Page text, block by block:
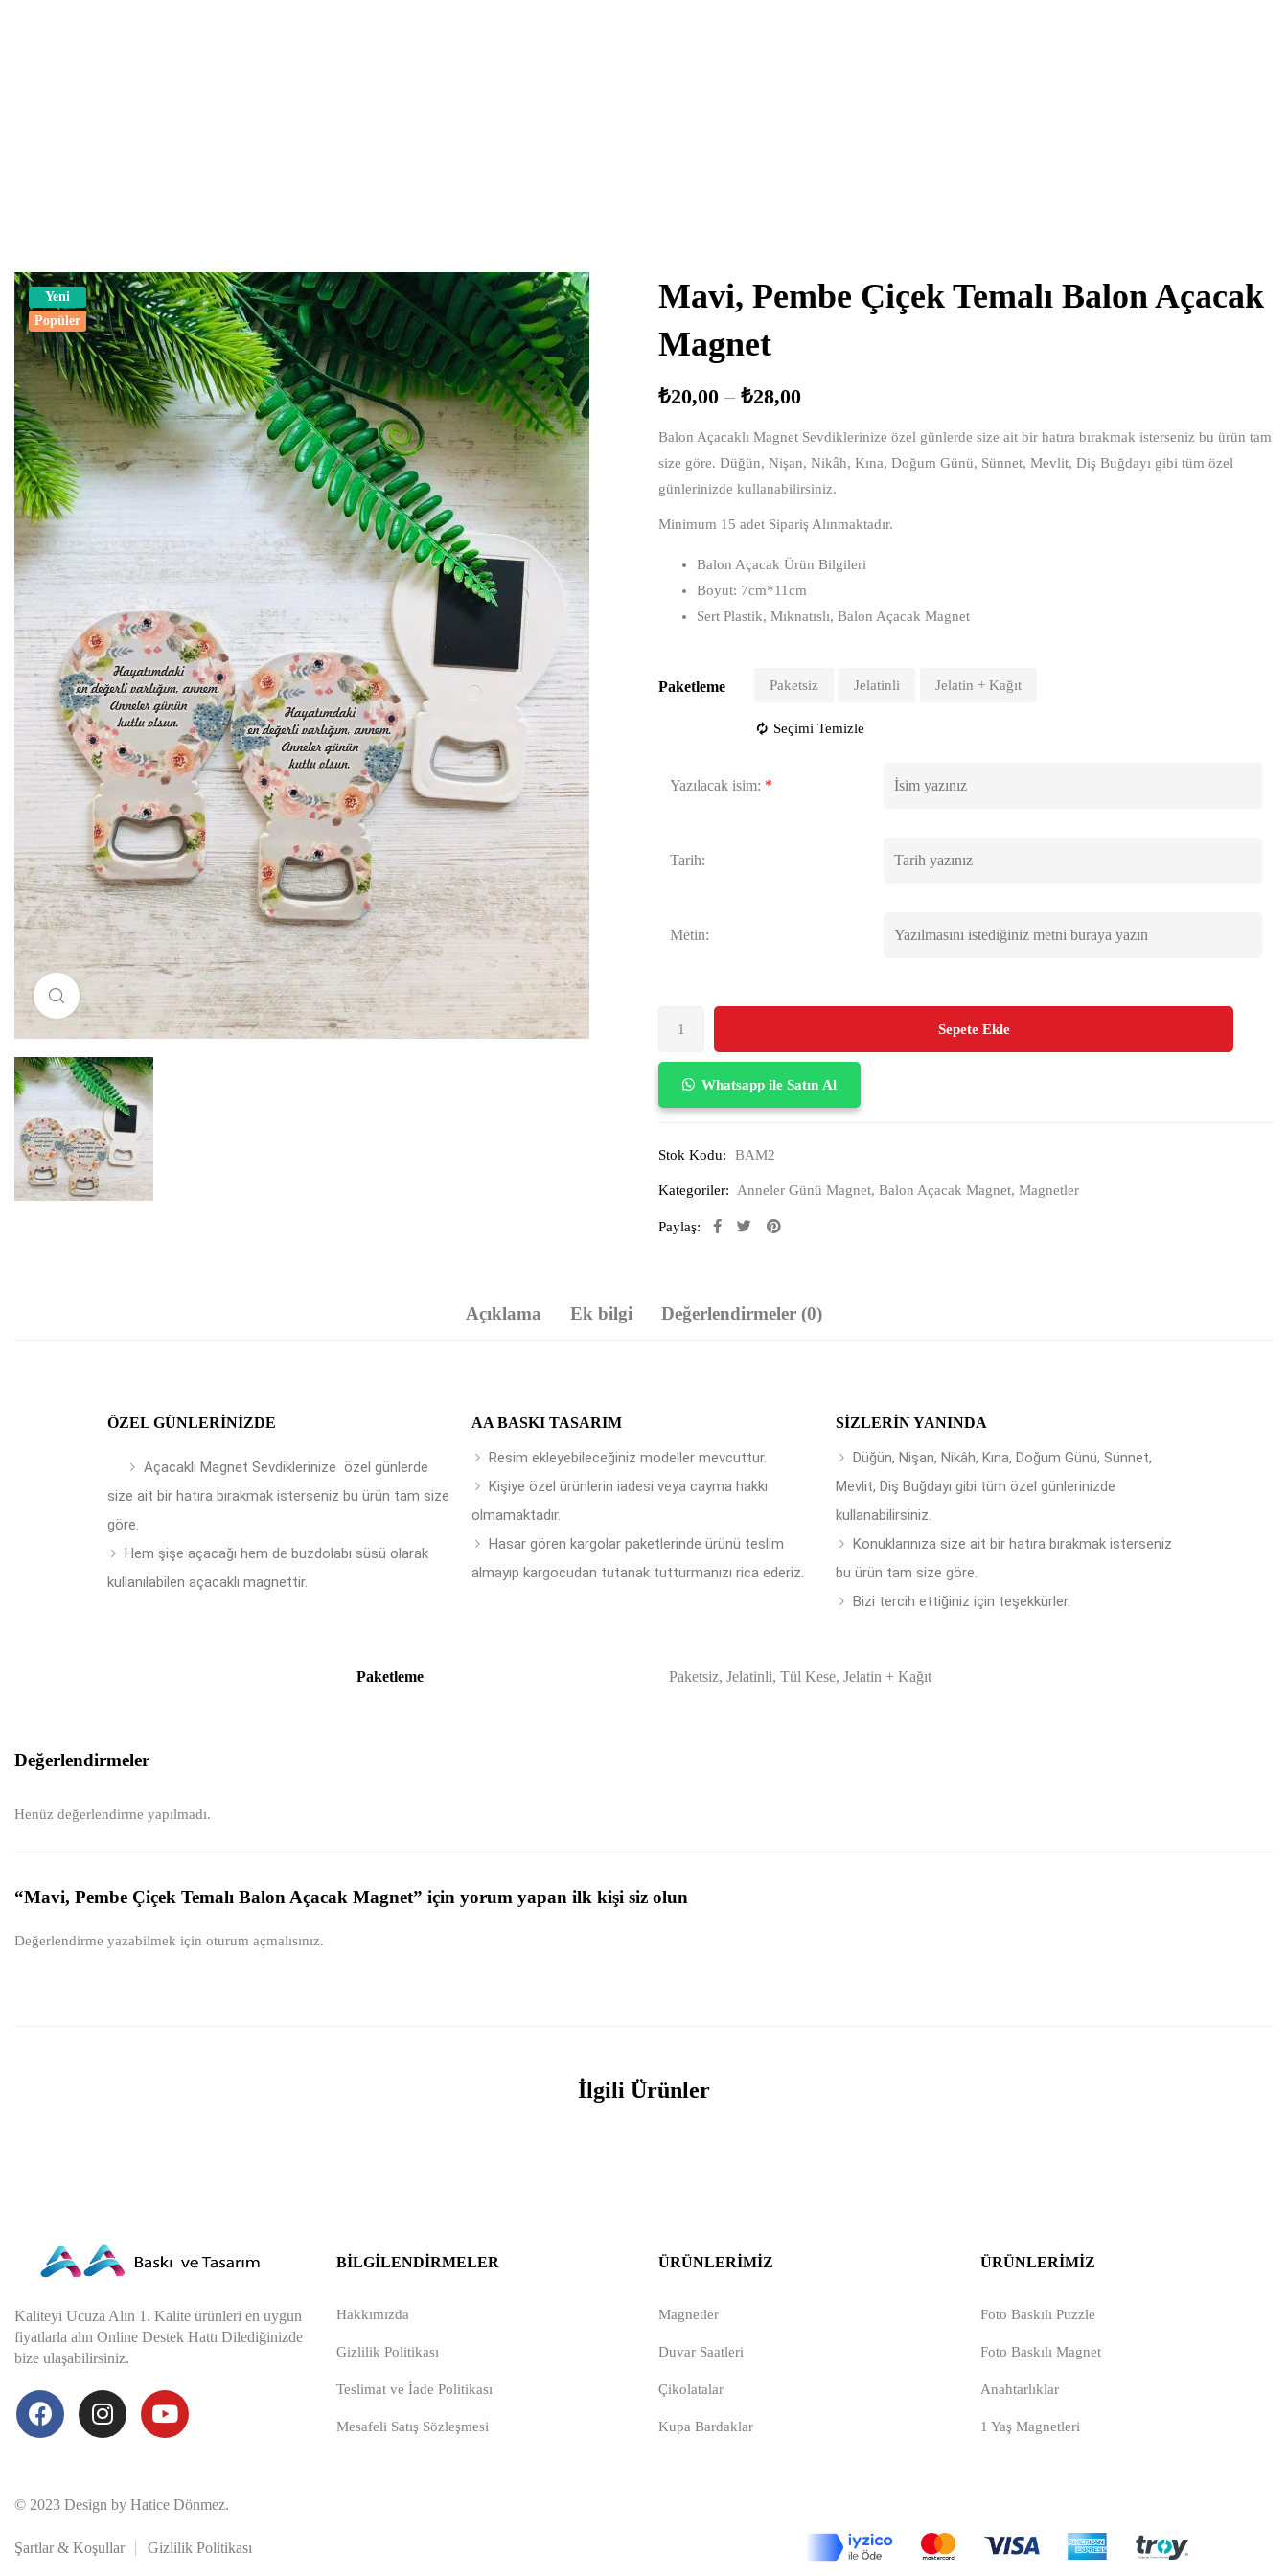
Yeni
Popüler
Resimi büyütmek için tıklayın
Mavi, Pembe Çiçek Temalı Balon Açacak
Magnet
₺20,00 – ₺28,00
Balon Açacaklı Magnet Sevdiklerinize özel günlerde size ait bir hatıra bırakmak isterseniz bu ürün tam
size göre. Düğün, Nişan, Nikâh, Kına, Doğum Günü, Sünnet, Mevlit, Diş Buğdayı gibi tüm özel
günlerinizde kullanabilirsiniz.
Minimum 15 adet Sipariş Alınmaktadır.
Balon Açacak Ürün Bilgileri
Boyut: 7cm*11cm
Sert Plastik, Mıknatıslı, Balon Açacak Magnet
Paketleme Paketsiz Jelatinli Jelatin + Kağıt
Seçimi Temizle
Yazılacak isim: *
Tarih:
Metin:
Sepete Ekle
Whatsapp ile Satın Al
Stok Kodu: BAM2
Kategoriler: Anneler Günü Magnet, Balon Açacak Magnet, Magnetler
Paylaş:
Açıklama Ek bilgi Değerlendirmeler (0)
ÖZEL GÜNLERINIZDE
Açacaklı Magnet Sevdiklerinize özel günlerde
size ait bir hatıra bırakmak isterseniz bu ürün tam size
göre.
Hem şişe açacağı hem de buzdolabı süsü olarak
kullanılabilen açacaklı magnettir.
AA BASKI TASARIM
Resim ekleyebileceğiniz modeller mevcuttur.
Kişiye özel ürünlerin iadesi veya cayma hakkı
olmamaktadır.
Hasar gören kargolar paketlerinde ürünü teslim
almayıp kargocudan tutanak tutturmanızı rica ederiz.
SIZLERIN YANINDA
Düğün, Nişan, Nikâh, Kına, Doğum Günü, Sünnet,
Mevlit, Diş Buğdayı gibi tüm özel günlerinizde
kullanabilirsiniz.
Konuklarınıza size ait bir hatıra bırakmak isterseniz
bu ürün tam size göre.
Bizi tercih ettiğiniz için teşekkürler.
Paketleme Paketsiz, Jelatinli, Tül Kese, Jelatin + Kağıt
Değerlendirmeler
Henüz değerlendirme yapılmadı.
“Mavi, Pembe Çiçek Temalı Balon Açacak Magnet” için yorum yapan ilk kişi siz olun
Değerlendirme yazabilmek için oturum açmalısınız.
İlgili Ürünler
Kaliteyi Ucuza Alın 1. Kalite ürünleri en uygun
fiyatlarla alın Online Destek Hattı Dilediğinizde
bize ulaşabilirsiniz.
BILGILENDIRMELER
Hakkımızda
Gizlilik Politikası
Teslimat ve İade Politikası
Mesafeli Satış Sözleşmesi
ÜRÜNLERIMIZ
Magnetler
Duvar Saatleri
Çikolatalar
Kupa Bardaklar
ÜRÜNLERIMIZ
Foto Baskılı Puzzle
Foto Baskılı Magnet
Anahtarlıklar
1 Yaş Magnetleri
© 2023 Design by Hatice Dönmez.
Şartlar & Koşullar Gizlilik Politikası